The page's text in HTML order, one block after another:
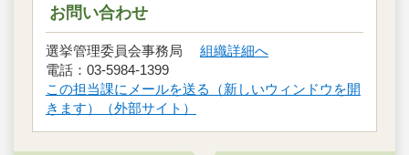
お問い合わせ
選挙管理委員会事務局 組織詳細へ
電話：03-5984-1399
この担当課にメールを送る（新しいウィンドウを開
きます）（外部サイト）